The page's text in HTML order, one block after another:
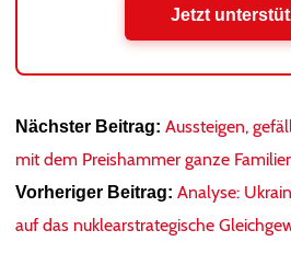
Jetzt
Nächster Beitrag: Aussteigen,
mit dem Preishammer ganze
Vorheriger Beitrag: Analyse:
auf das nuklearstrategische